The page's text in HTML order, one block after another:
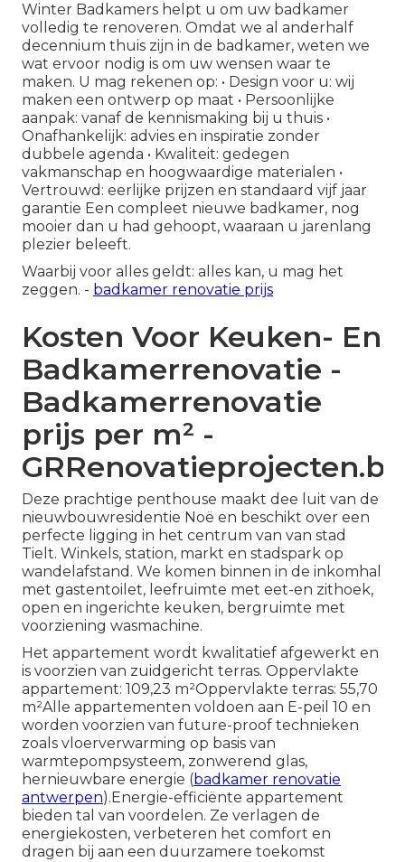
Winter Badkamers helpt u om uw badkamer
volledig te renoveren. Omdat we al anderhalf
decennium thuis zijn in de badkamer, weten we
wat ervoor nodig is om uw wensen waar te
maken. U mag rekenen op: • Design voor u: wij
maken een ontwerp op maat • Persoonlijke
aanpak: vanaf de kennismaking bij u thuis •
Onafhankelijk: advies en inspiratie zonder
dubbele agenda • Kwaliteit: gedegen
vakmanschap en hoogwaardige materialen •
Vertrouwd: eerlijke prijzen en standaard vijf jaar
garantie Een compleet nieuwe badkamer, nog
mooier dan u had gehoopt, waaraan u jarenlang
plezier beleeft.
Waarbij voor alles geldt: alles kan, u mag het
zeggen. - badkamer renovatie prijs
Kosten Voor Keuken- En
Badkamerrenovatie -
Badkamerrenovatie
prijs per m² -
GRRenovatieprojecten.be
Deze prachtige penthouse maakt dee luit van de
nieuwbouwresidentie Noë en beschikt over een
perfecte ligging in het centrum van van stad
Tielt. Winkels, station, markt en stadspark op
wandelafstand. We komen binnen in de inkomhal
met gastentoilet, leefruimte met eet-en zithoek,
open en ingerichte keuken, bergruimte met
voorziening wasmachine.
Het appartement wordt kwalitatief afgewerkt en
is voorzien van zuidgericht terras. Oppervlakte
appartement: 109,23 m²Oppervlakte terras: 55,70
m²Alle appartementen voldoen aan E-peil 10 en
worden voorzien van future-proof technieken
zoals vloerverwarming op basis van
warmtepompsysteem, zonwerend glas,
hernieuwbare energie (badkamer renovatie
antwerpen).Energie-efficiënte appartement
bieden tal van voordelen. Ze verlagen de
energiekosten, verbeteren het comfort en
dragen bij aan een duurzamere toekomst